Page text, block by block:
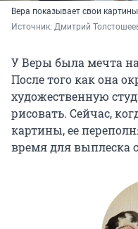
Вера показывает свои картины
Источник: Дмитрий
У Веры была мечта
После того как она
художественную
рисовать. Сейчас,
картины, ее
время для выплеска